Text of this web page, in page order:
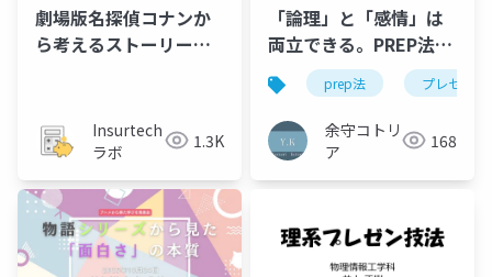
劇場版名探偵コナンか
ら考えるストーリーテ
Insurtech
ラボ
1.3K
「論理」と「感情」は
両立できる。PREP法に
よるストーリーテリン
グ実践マニュアル
prep法 プレゼン資
余守コトリ
ア
168